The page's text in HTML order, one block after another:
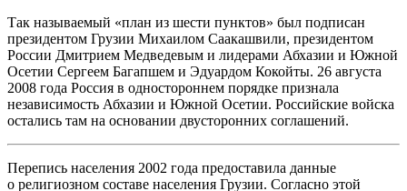
Так называемый «план из шести пунктов» был подписан
президентом Грузии Михаилом Саакашвили, президентом
России Дмитрием Медведевым и лидерами Абхазии и Южной
Осетии Сергеем Багапшем и Эдуардом Кокойты. 26 августа
2008 года Россия в одностороннем порядке признала
независимость Абхазии и Южной Осетии. Российские войска
остались там на основании двусторонних соглашений.
Перепись населения 2002 года предоставила данные
о религиозном составе населения Грузии. Согласно этой